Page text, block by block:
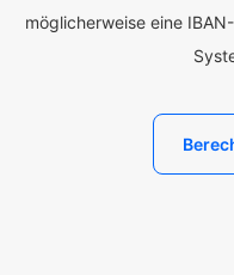
möglicherweise eine